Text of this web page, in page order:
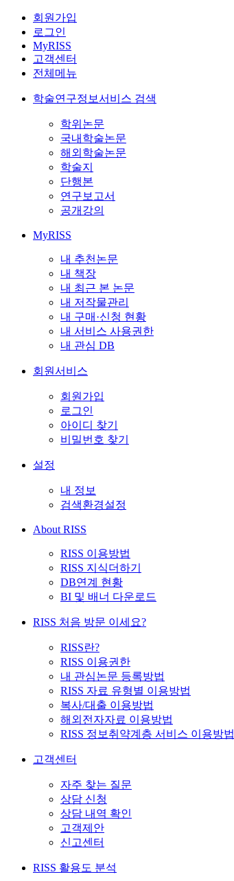
회원가입
로그인
MyRISS
고객센터
전체메뉴
학술연구정보서비스 검색
학위논문
국내학술논문
해외학술논문
학술지
단행본
연구보고서
공개강의
MyRISS
내 추천논문
내 책장
내 최근 본 논문
내 저작물관리
내 구매·신청 현황
내 서비스 사용권한
내 관심 DB
회원서비스
회원가입
로그인
아이디 찾기
비밀번호 찾기
설정
내 정보
검색환경설정
About RISS
RISS 이용방법
RISS 지식더하기
DB연계 현황
BI 및 배너 다운로드
RISS 처음 방문 이세요?
RISS란?
RISS 이용권한
내 관심논문 등록방법
RISS 자료 유형별 이용방법
복사/대출 이용방법
해외전자자료 이용방법
RISS 정보취약계층 서비스 이용방법
고객센터
자주 찾는 질문
상담 신청
상담 내역 확인
고객제안
신고센터
RISS 활용도 분석